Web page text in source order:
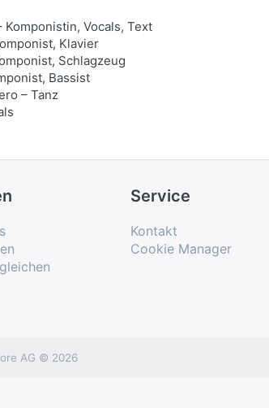
Komponistin, Vocals, Text
Klavier
Schlagzeug
Bassist
– Tanz
Service
Kontakt
Cookie Manager
AG © 2026